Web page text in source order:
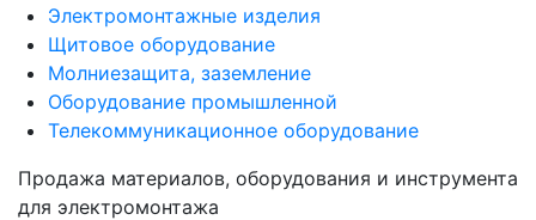
Электромонтажные изделия
Щитовое оборудование
Молниезащита, заземление
Оборудование промышленной
Телекоммуникационное оборудование
Продажа материалов, оборудования и инструмента
для электромонтажа